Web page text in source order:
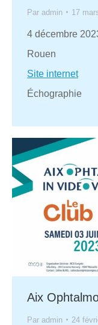
Par admin 17
4 décembre
Rouen
Site internet
Échographie
Aix
Par admin 24